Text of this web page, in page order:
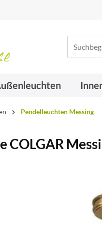
Pendelleuchten Messing
COLGAR